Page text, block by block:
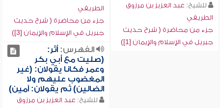
للشيخ: عبد العزيز بن مرزوق
الطريفي
جزء من محاضرة ( شرح حديث
جبريل في الإسلام والإيمان [1])
الطريفي
جزء من محاضرة ( شرح حديث
جبريل في الإسلام والإيمان [3])
الفهرس:أثر:
(صليت مع أبي بكر
وعمر فكانا يقولان: (غير
المغضوب عليهم ولا
الضالين) ثم يقولان: آمين)
للشيخ: عبد العزيز بن مرزوق